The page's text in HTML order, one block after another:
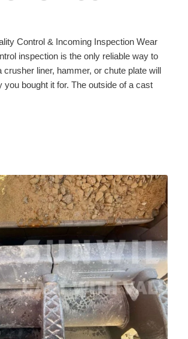
Control & Incoming Inspection Wear
inspection is the only reliable way to
crusher liner, hammer, or chute plate will
you bought it for. The outside of a cast